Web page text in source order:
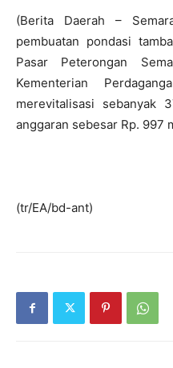
(Berita Daerah –
pembuatan pondasi
Pasar Peterongan
Kementerian
merevitalisasi sebanyak
anggaran sebesar Rp. 997
(tr/EA/bd-ant)